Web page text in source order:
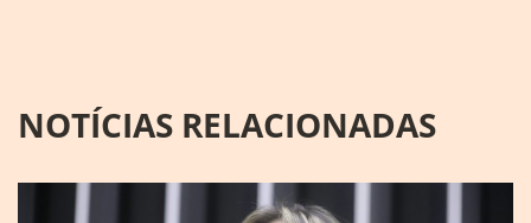
NOTÍCIAS RELACIONADAS